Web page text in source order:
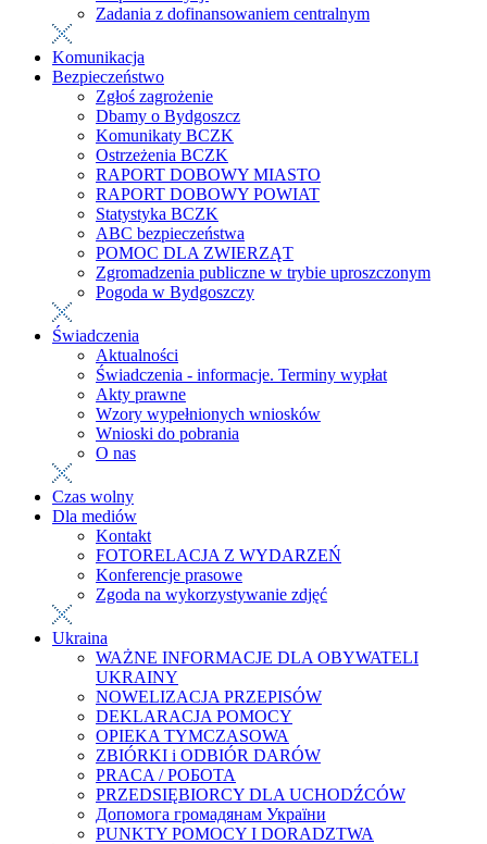
Zadania z dofinansowaniem centralnym
Komunikacja
Bezpieczeństwo
Zgłoś zagrożenie
Dbamy o Bydgoszcz
Komunikaty BCZK
Ostrzeżenia BCZK
RAPORT DOBOWY MIASTO
RAPORT DOBOWY POWIAT
Statystyka BCZK
ABC bezpieczeństwa
POMOC DLA ZWIERZĄT
Zgromadzenia publiczne w trybie uproszczonym
Pogoda w Bydgoszczy
Świadczenia
Aktualności
Świadczenia - informacje. Terminy wypłat
Akty prawne
Wzory wypełnionych wniosków
Wnioski do pobrania
O nas
Czas wolny
Dla mediów
Kontakt
FOTORELACJA Z WYDARZEŃ
Konferencje prasowe
Zgoda na wykorzystywanie zdjęć
Ukraina
WAŻNE INFORMACJE DLA OBYWATELI
UKRAINY
NOWELIZACJA PRZEPISÓW
DEKLARACJA POMOCY
OPIEKA TYMCZASOWA
ZBIÓRKI i ODBIÓR DARÓW
PRACA / РОБОТА
PRZEDSIĘBIORCY DLA UCHODŹCÓW
Допомога громадянам України
PUNKTY POMOCY I DORADZTWA